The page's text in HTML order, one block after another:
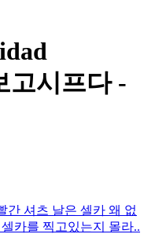
고시프다 -
간 셔츠 날은 셀카 왜 없
카를 찍고있는지 몰라..